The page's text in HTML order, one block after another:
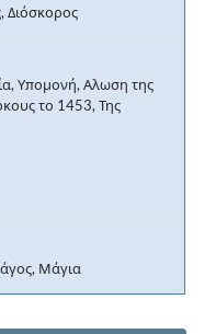
Διόσκορος
Υπομονή, Αλωση της
το 1453, Της
Μάγια